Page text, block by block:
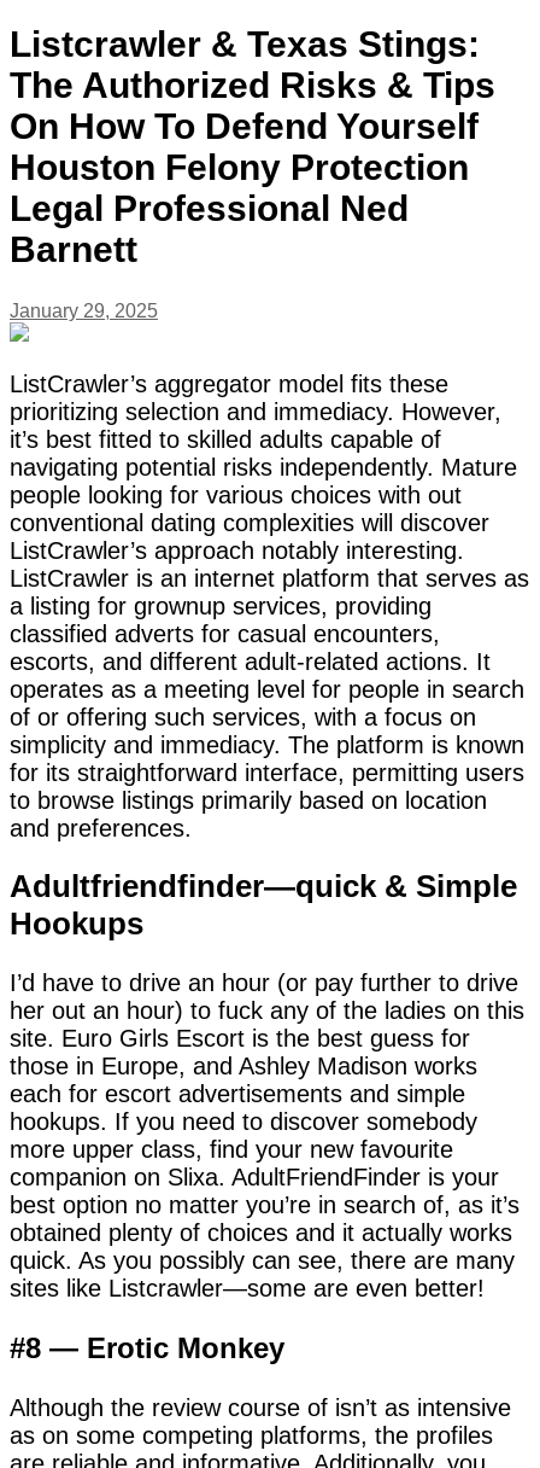
Listcrawler & Texas Stings:
The Authorized Risks & Tips
On How To Defend Yourself
Houston Felony Protection
Legal Professional Ned
Barnett
January 29, 2025
ListCrawler’s aggregator model fits these
prioritizing selection and immediacy. However,
it’s best fitted to skilled adults capable of
navigating potential risks independently. Mature
people looking for various choices with out
conventional dating complexities will discover
ListCrawler’s approach notably interesting.
ListCrawler is an internet platform that serves as
a listing for grownup services, providing
classified adverts for casual encounters,
escorts, and different adult-related actions. It
operates as a meeting level for people in search
of or offering such services, with a focus on
simplicity and immediacy. The platform is known
for its straightforward interface, permitting users
to browse listings primarily based on location
and preferences.
Adultfriendfinder—quick & Simple
Hookups
I’d have to drive an hour (or pay further to drive
her out an hour) to fuck any of the ladies on this
site. Euro Girls Escort is the best guess for
those in Europe, and Ashley Madison works
each for escort advertisements and simple
hookups. If you need to discover somebody
more upper class, find your new favourite
companion on Slixa. AdultFriendFinder is your
best option no matter you’re in search of, as it’s
obtained plenty of choices and it actually works
quick. As you possibly can see, there are many
sites like Listcrawler—some are even better!
#8 — Erotic Monkey
Although the review course of isn’t as intensive
as on some competing platforms, the profiles